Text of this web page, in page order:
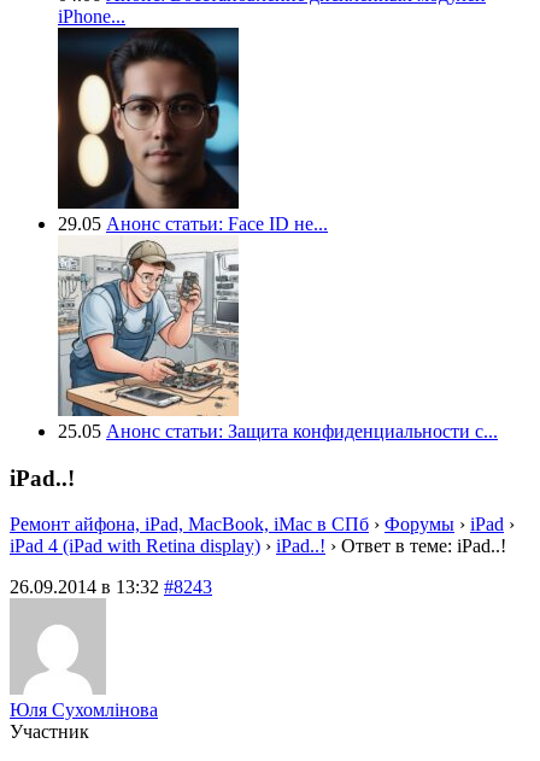
iPhone...
29.05 Анонс статьи: Face ID не...
25.05 Анонс статьи: Защита конфиденциальности с...
iPad..!
Ремонт айфона, iPad, MacBook, iMac в СПб › Форумы › iPad ›
iPad 4 (iPad with Retina display) › iPad..! › Ответ в теме: iPad..!
26.09.2014 в 13:32 #8243
Юля Сухомлінова
Участник